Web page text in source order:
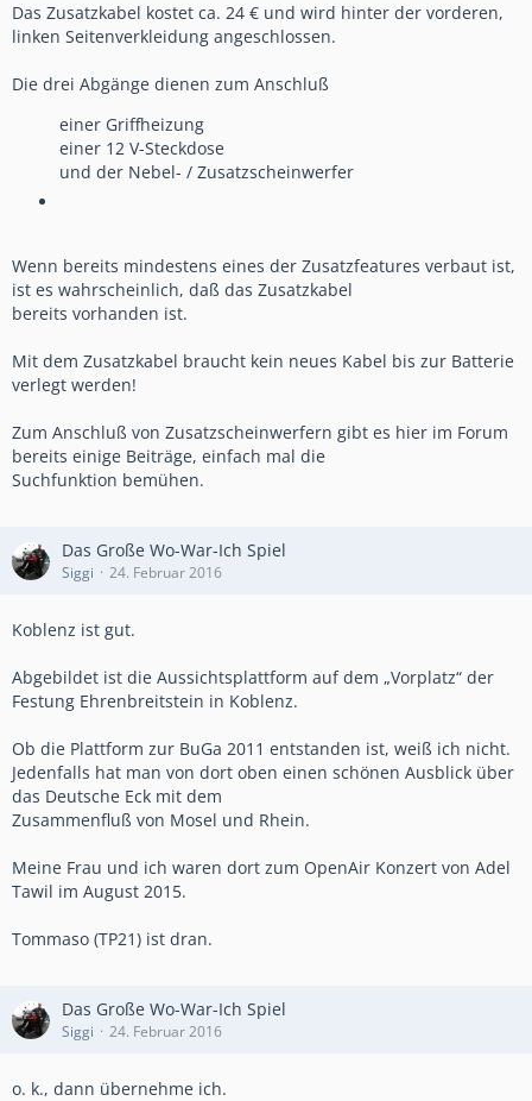
Das Zusatzkabel kostet ca. 24 € und wird hinter der vorderen,
linken Seitenverkleidung angeschlossen.
Die drei Abgänge dienen zum Anschluß
einer Griffheizung
einer 12 V-Steckdose
und der Nebel- / Zusatzscheinwerfer
Wenn bereits mindestens eines der Zusatzfeatures verbaut ist,
ist es wahrscheinlich, daß das Zusatzkabel
bereits vorhanden ist.
Mit dem Zusatzkabel braucht kein neues Kabel bis zur Batterie
verlegt werden!
Zum Anschluß von Zusatzscheinwerfern gibt es hier im Forum
bereits einige Beiträge, einfach mal die
Suchfunktion bemühen.
Das Große Wo-War-Ich Spiel
Siggi 24. Februar 2016
Koblenz ist gut.
Abgebildet ist die Aussichtsplattform auf dem „Vorplatz“ der
Festung Ehrenbreitstein in Koblenz.
Ob die Plattform zur BuGa 2011 entstanden ist, weiß ich nicht.
Jedenfalls hat man von dort oben einen schönen Ausblick über
das Deutsche Eck mit dem
Zusammenfluß von Mosel und Rhein.
Meine Frau und ich waren dort zum OpenAir Konzert von Adel
Tawil im August 2015.
Tommaso (TP21) ist dran.
Das Große Wo-War-Ich Spiel
Siggi 24. Februar 2016
o. k., dann übernehme ich.